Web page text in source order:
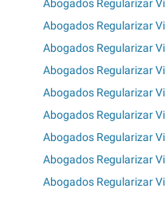
Abogados Regularizar
Abogados Regularizar
Abogados Regularizar
Abogados Regularizar
Abogados Regularizar
Abogados Regularizar
Abogados Regularizar
Abogados Regularizar
Abogados Regularizar